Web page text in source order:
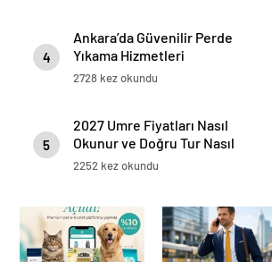
4
Ankara’da Güvenilir Perde
Yıkama Hizmetleri
2728 kez okundu
5
2027 Umre Fiyatları Nasıl
Okunur ve Doğru Tur Nasıl
Seçilir
2252 kez okundu